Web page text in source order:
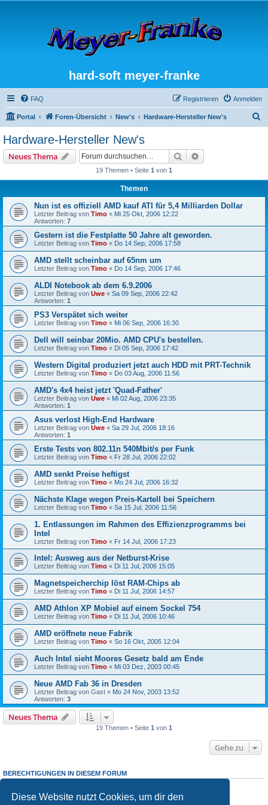
Diese Website nutzt Cookies, um dir den
hard-soft meyer-franke
FAQ Anmelden
Registrieren
Portal Foren-Übersicht New's Hardware-Hersteller New's
Hardware-Hersteller New's
Neues Thema Suche
19 Themen • Seite 1 von 1
Themen
Nun ist es offiziell AMD kauf ATI für 5,4 Milliarden Dollar
Letzter Beitrag von Timo « Mi 25 Okt, 2006 12:22
Antworten: 7
Gestern ist die Festplatte 50 Jahre alt geworden.
Letzter Beitrag von Timo « Do 14 Sep, 2006 17:58
AMD stellt scheinbar auf 65nm um
Letzter Beitrag von Timo « Do 14 Sep, 2006 17:46
ALDI Notebook ab dem 6.9.2006
Letzter Beitrag von Uwe « Sa 09 Sep, 2006 22:42
Antworten: 1
PS3 Verspätet sich weiter
Letzter Beitrag von Timo « Mi 06 Sep, 2006 16:30
Dell will seinbar 20Mio. AMD CPU's bestellen.
Letzter Beitrag von Timo « Di 05 Sep, 2006 17:42
Western Digital produziert jetzt auch HDD mit PRT-Technik
Letzter Beitrag von Timo « Do 03 Aug, 2006 11:56
AMD's 4x4 heist jetzt 'Quad-Father'
Letzter Beitrag von Uwe « Mi 02 Aug, 2006 23:35
Antworten: 1
Asus verlost High-End Hardware
Letzter Beitrag von Uwe « Sa 29 Jul, 2006 18:16
Antworten: 1
Erste Tests von 802.11n 540Mbit/s per Funk
Letzter Beitrag von Timo « Fr 28 Jul, 2006 22:02
AMD senkt Preise heftigst
Letzter Beitrag von Timo « Mo 24 Jul, 2006 16:32
Nächste Klage wegen Preis-Kartell bei Speichern
Letzter Beitrag von Timo « Sa 15 Jul, 2006 11:56
1. Entlassungen im Rahmen des Effizienzprogramms bei
Intel
Letzter Beitrag von Timo « Fr 14 Jul, 2006 17:23
Intel: Ausweg aus der Netburst-Krise
Letzter Beitrag von Timo « Di 11 Jul, 2006 15:05
Magnetspeicherchip löst RAM-Chips ab
Letzter Beitrag von Timo « Di 11 Jul, 2006 14:57
AMD Athlon XP Mobiel auf einem Sockel 754
Letzter Beitrag von Timo « Di 11 Jul, 2006 10:46
AMD eröffnete neue Fabrik
Letzter Beitrag von Timo « So 16 Okt, 2005 12:04
Auch Intel sieht Moores Gesetz bald am Ende
Letzter Beitrag von Timo « Mi 03 Dez, 2003 00:45
Neue AMD Fab 36 in Dresden
Letzter Beitrag von Gast « Mo 24 Nov, 2003 13:52
Antworten: 3
Neues Thema
19 Themen • Seite 1 von 1
Gehe zu
BERECHTIGUNGEN IN DIESEM FORUM
Du darfst
keine Antworten zu Themen in diesem Forum erstellen.
Du darfst deine Beiträge in diesem Forumnichtändern.